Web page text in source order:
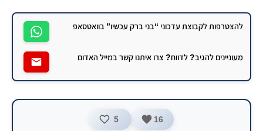
להצטרפות לקבוצת עדכוני “בני ברק עכשיו” בוואטסאפ
מעוניינים להגיב? לדווח? צרו איתנו קשר במייל האדום
16
5